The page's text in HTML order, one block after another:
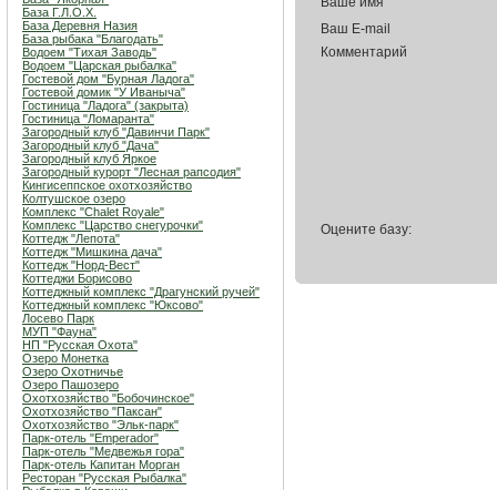
База Г.Л.О.Х.
База Деревня Назия
База рыбака "Благодать"
Водоем "Тихая Заводь"
Водоем "Царская рыбалка"
Гостевой дом "Бурная Ладога"
Гостевой домик "У Иваныча"
Гостиница "Ладога" (закрыта)
Гостиница "Ломаранта"
Загородный клуб "Давинчи Парк"
Загородный клуб "Дача"
Загородный клуб Яркое
Загородный курорт "Лесная рапсодия"
Кингисеппское охотхозяйство
Колтушское озеро
Комплекс "Chalet Royale"
Комплекс "Царство снегурочки"
Коттедж "Лепота"
Коттедж "Мишкина дача"
Коттедж "Норд-Вест"
Коттеджи Борисово
Коттеджный комплекс "Драгунский ручей"
Коттеджный комплекс "Юксово"
Лосево Парк
МУП "Фауна"
НП "Русская Охота"
Озеро Монетка
Озеро Охотничье
Озеро Пашозеро
Охотхозяйство "Бобочинское"
Охотхозяйство "Паксан"
Охотхозяйство "Эльк-парк"
Парк-отель "Emperador"
Парк-отель "Медвежья гора"
Парк-отель Капитан Морган
Ресторан "Русская Рыбалка"
Ваш E-mail
Комментарий
Оцените базу: